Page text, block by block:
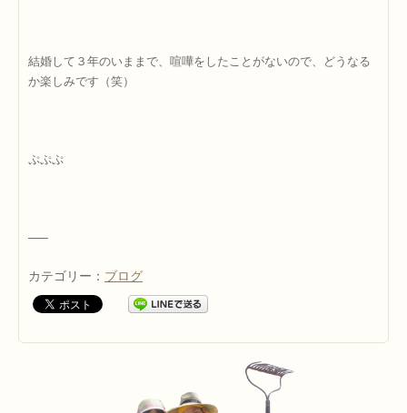
結婚して３年のいままで、喧嘩をしたことがないので、どうなる
か楽しみです（笑）
ぷぷぷ
—–
カテゴリー： ブログ